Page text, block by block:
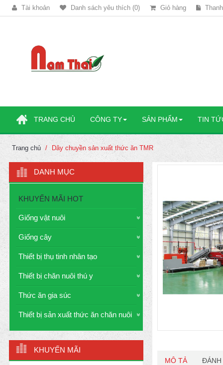
Tài khoản Danh sách yêu thích (0) Giỏ hàng
TRANG CHỦ CÔNG TY SẢN PHẨM TIN
Trang chủ Dây chuyền sản xuất thức ăn TMR
DANH MỤC
KHUYẾN MÃI HOT
Giống vật nuôi
Giống cây
Thiết bị thụ tinh nhân tạo
Thiết bị chăn nuôi thú y
Thức ăn gia súc
Thiết bị sản xuất thức ăn chăn nuôi
KHUYẾN MÃI
MÔ TẢ ĐÁNH